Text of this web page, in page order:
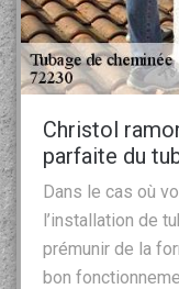
Christol
parfaite du
Dans le cas où
l’installation de
prémunir de la
bon